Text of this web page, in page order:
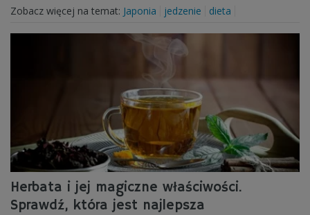
Zobacz więcej na temat: Japonia jedzenie dieta
Herbata i jej magiczne właściwości.
Sprawdź, która jest najlepsza